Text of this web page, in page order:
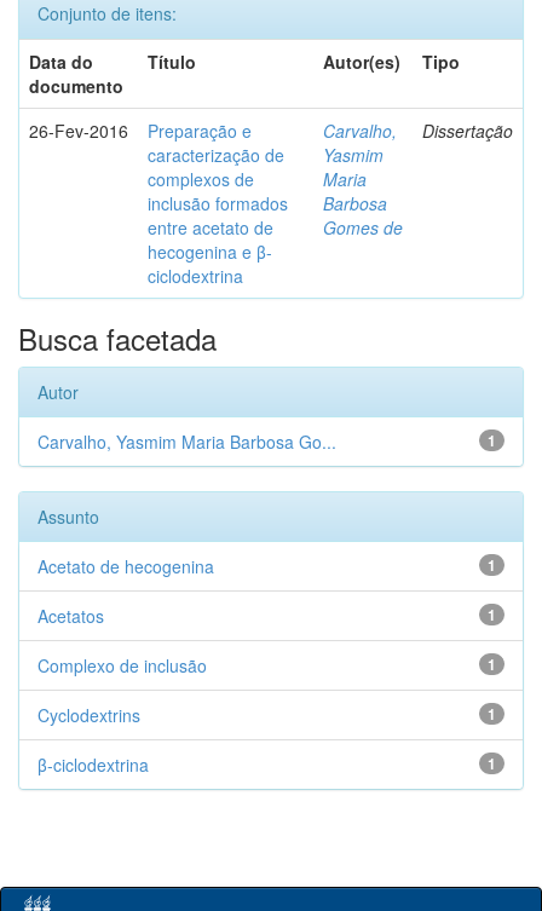
Conjunto de itens:
Data do
documento
Título Autor(es) Tipo
26-Fev-2016
Preparação e
caracterização de
complexos de
inclusão formados
entre acetato de
hecogenina e β-
ciclodextrina
Carvalho,
Yasmim
Maria
Barbosa
Gomes de
Dissertação
Busca facetada
Autor
1
Carvalho, Yasmim Maria Barbosa Go...
Assunto
1
Acetato de hecogenina
1
Acetatos
1
Complexo de inclusão
1
Cyclodextrins
1
β-ciclodextrina